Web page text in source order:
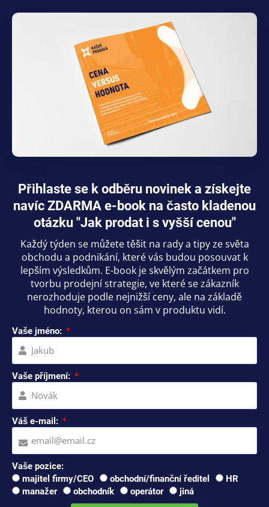
Přihlaste se k odběru novinek a získejte
navíc ZDARMA e-book na často kladenou
otázku "Jak prodat i s vyšší cenou"
Každý týden se můžete těšit na rady a tipy ze světa
obchodu a podnikání, které vás budou posouvat k
lepším výsledkům. E-book je skvělým začátkem pro
tvorbu prodejní strategie, ve které se zákazník
nerozhoduje podle nejnižší ceny, ale na základě
hodnoty, kterou on sám v produktu vidí.
Vaše jméno:
Vaše příjmení:
Váš e-mail:
Vaše pozice:
majitel firmy/CEO
obchodní/finanční ředitel
HR
manažer
obchodník operátor jiná